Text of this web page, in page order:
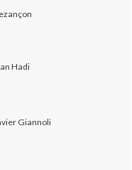
Hadi
Giannoli